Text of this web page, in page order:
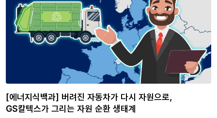
[에너지식백과] 버려진 자동차가 다시 자원으로,
GS칼텍스가 그리는 자원 순환 생태계